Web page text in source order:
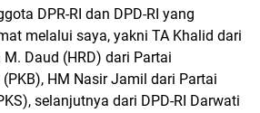
DPR-RI dan DPD-RI yang
melalui saya, yakni TA Khalid dari
Daud (HRD) dari Partai
HM Nasir Jamil dari Partai
selanjutnya dari DPD-RI Darwati